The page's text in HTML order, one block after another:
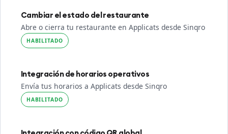
Cambiar el estado del restaurante
Abre o cierra tu restaurante en Applicats desde Sinqro
HABILITADO
Integración de horarios operativos
Envía tus horarios a Applicats desde Sinqro
HABILITADO